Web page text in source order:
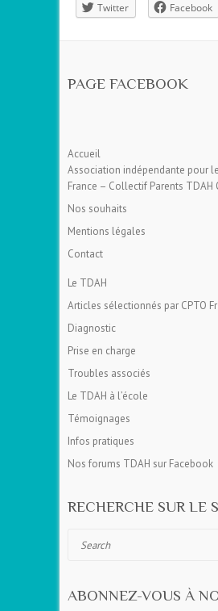
Twitter Facebook
PAGE FACEBOOK
Accueil
Association indépendante pour
France – Collectif Parents TDAH
Nos souhaits
Mentions légales
Contact
Le TDAH
Articles sélectionnés par CPTO
Diagnostic
Prise en charge
Troubles associés
Le TDAH à l’école
Témoignages
Infos pratiques
Nos forums TDAH sur Facebook
RECHERCHE SUR LE
ABONNEZ-VOUS À